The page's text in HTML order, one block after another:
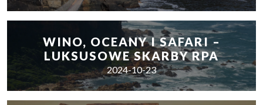
WINO, OCEANY I SAFARI –
LUKSUSOWE SKARBY RPA
2024-10-23